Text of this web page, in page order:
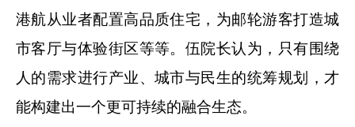
港航从业者配置高品质住宅，为邮轮游客打造城
市客厅与体验街区等等。伍院长认为，只有围绕
人的需求进行产业、城市与民生的统筹规划，才
能构建出一个更可持续的融合生态。